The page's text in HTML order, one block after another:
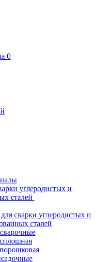
0
углеродистых и
сталей
сварки углеродистых и
сталей